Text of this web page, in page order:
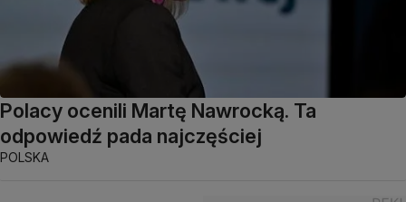
Polacy ocenili Martę Nawrocką. Ta
odpowiedź pada najczęściej
POLSKA